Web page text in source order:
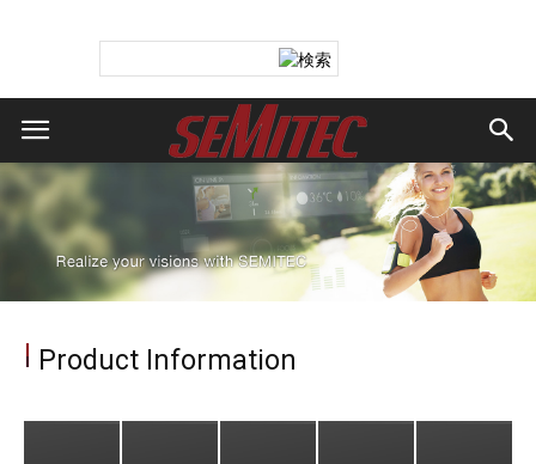
Product Information